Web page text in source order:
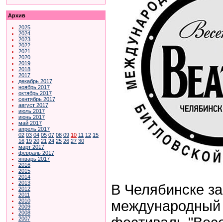
Архив
2025
2024
2023
2022
2021
2020
2019
2018
2017
декабрь 2017
ноябрь 2017
октябрь 2017
сентябрь 2017
август 2017
июль 2017
июнь 2017
май 2017
апрель 2017
02 03 04 05 07 08 09 10 11 12 15
16 19 20 21 24 25 26 27 30
март 2017
февраль 2017
январь 2017
2016
2015
2014
2013
2012
2011
2010
2009
2008
2007
В Челябинске